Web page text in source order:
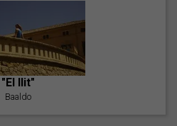
"El llit"
Baaldo